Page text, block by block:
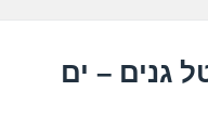
גנים – ים